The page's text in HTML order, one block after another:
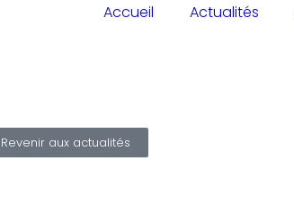
Accueil Actualités
Revenir aux actualités